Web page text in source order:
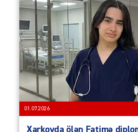
01.07.2026
Xarkovda ölən Fatimə